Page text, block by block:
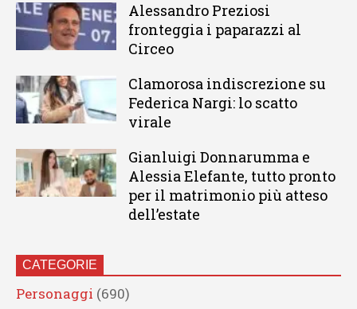
Alessandro Preziosi
fronteggia i paparazzi al
Circeo
Clamorosa indiscrezione su
Federica Nargi: lo scatto
virale
Gianluigi Donnarumma e
Alessia Elefante, tutto pronto
per il matrimonio più atteso
dell’estate
CATEGORIE
Personaggi (690)